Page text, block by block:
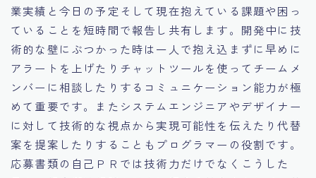
業実績と今日の予定そして現在抱えている課題や困っ
ていることを短時間で報告し共有します。開発中に技
術的な壁にぶつかった時は一人で抱え込まずに早めに
アラートを上げたりチャットツールを使ってチームメ
ンバーに相談したりするコミュニケーション能力が極
めて重要です。またシステムエンジニアやデザイナー
に対して技術的な視点から実現可能性を伝えたり代替
案を提案したりすることもプログラマーの役割です。
応募書類の自己ＰＲでは技術力だけでなくこうした